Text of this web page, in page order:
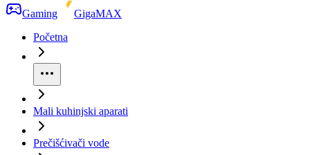
Gaming
GigaMAX
Početna
Mali kuhinjski aparati
Prečišćivači vode